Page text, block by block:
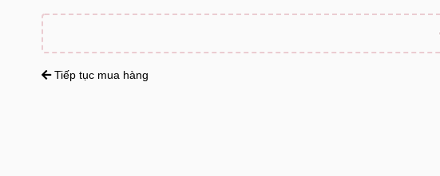
Tiếp tục mua hàng